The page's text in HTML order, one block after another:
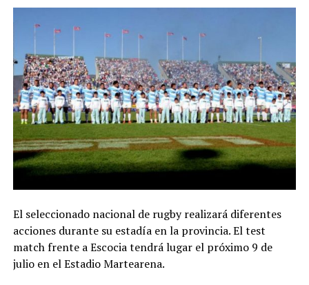
El seleccionado nacional de rugby realizará diferentes
acciones durante su estadía en la provincia. El test
match frente a Escocia tendrá lugar el próximo 9 de
julio en el Estadio Martearena.